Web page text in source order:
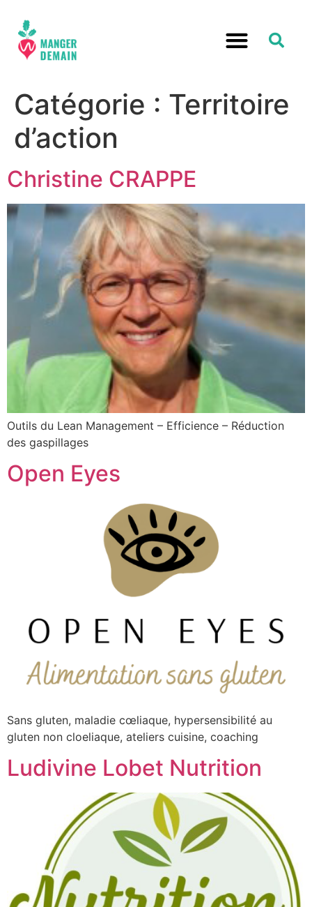
Catégorie : Territoire
d’action
Christine CRAPPE
Outils du Lean Management – Efficience – Réduction
des gaspillages
Open Eyes
Sans gluten, maladie cœliaque, hypersensibilité au
gluten non cloeliaque, ateliers cuisine, coaching
Ludivine Lobet Nutrition